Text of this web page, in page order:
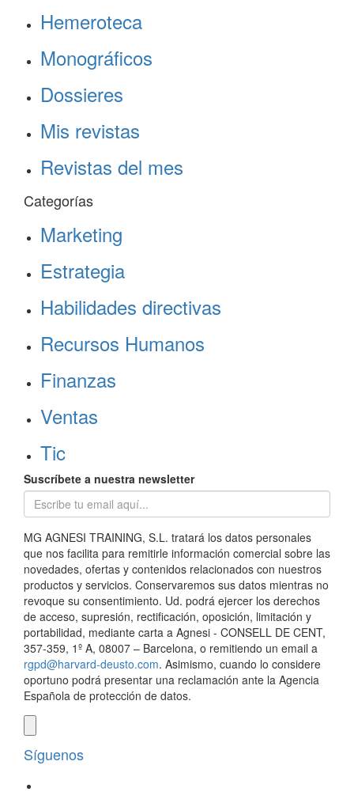
Hemeroteca
Monográficos
Dossieres
Mis revistas
Revistas del mes
Categorías
Marketing
Estrategia
Habilidades directivas
Recursos Humanos
Finanzas
Ventas
Tic
Suscríbete a nuestra newsletter
MG AGNESI TRAINING, S.L. tratará los datos personales
que nos facilita para remitirle información comercial sobre las
novedades, ofertas y contenidos relacionados con nuestros
productos y servicios. Conservaremos sus datos mientras no
revoque su consentimiento. Ud. podrá ejercer los derechos
de acceso, supresión, rectificación, oposición, limitación y
portabilidad, mediante carta a Agnesi - CONSELL DE CENT,
357-359, 1º A, 08007 – Barcelona, o remitiendo un email a
rgpd@harvard-deusto.com. Asimismo, cuando lo considere
oportuno podrá presentar una reclamación ante la Agencia
Española de protección de datos.
Síguenos